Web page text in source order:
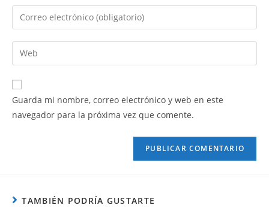
Guarda mi nombre, correo electrónico y web en este
navegador para la próxima vez que comente.
TAMBIÉN PODRÍA GUSTARTE